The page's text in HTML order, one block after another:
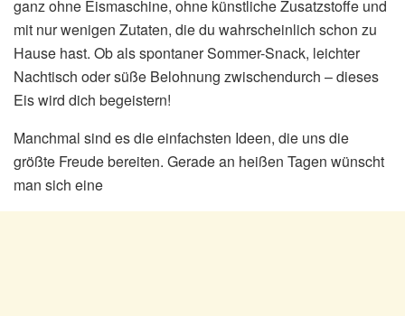
ganz ohne Eismaschine, ohne künstliche Zusatzstoffe und
mit nur wenigen Zutaten, die du wahrscheinlich schon zu
Hause hast. Ob als spontaner Sommer-Snack, leichter
Nachtisch oder süße Belohnung zwischendurch – dieses
Eis wird dich begeistern!
Manchmal sind es die einfachsten Ideen, die uns die
größte Freude bereiten. Gerade an heißen Tagen wünscht
man sich eine